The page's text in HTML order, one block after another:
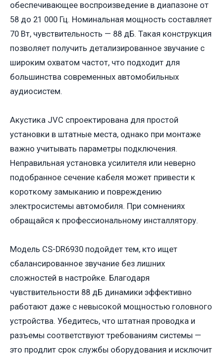
обеспечивающее воспроизведение в диапазоне от
58 до 21 000 Гц. Номинальная мощность составляет
70 Вт, чувствительность — 88 дБ. Такая конструкция
позволяет получить детализированное звучание с
широким охватом частот, что подходит для
большинства современных автомобильных
аудиосистем.
Акустика JVC спроектирована для простой
установки в штатные места, однако при монтаже
важно учитывать параметры подключения.
Неправильная установка усилителя или неверно
подобранное сечение кабеля может привести к
короткому замыканию и повреждению
электросистемы автомобиля. При сомнениях
обращайся к профессиональному инсталлятору.
Модель CS-DR6930 подойдет тем, кто ищет
сбалансированное звучание без лишних
сложностей в настройке. Благодаря
чувствительности 88 дБ динамики эффективно
работают даже с невысокой мощностью головного
устройства. Убедитесь, что штатная проводка и
разъемы соответствуют требованиям системы —
это продлит срок службы оборудования и исключит